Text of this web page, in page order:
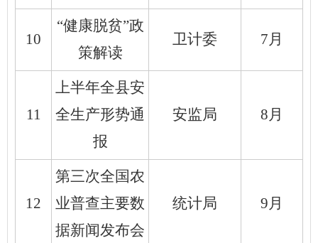
10
“健康脱贫”政
策解读
卫计委 7月
11
上半年全县安
全生产形势通
报
安监局 8月
12
第三次全国农
业普查主要数
据新闻发布会
统计局 9月